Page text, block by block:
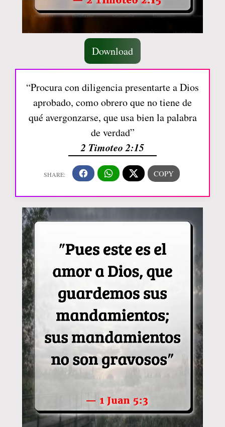
Download
“Procura con diligencia presentarte a Dios
aprobado, como obrero que no tiene de
qué avergonzarse, que usa bien la palabra
de verdad”
2 Timoteo 2:15